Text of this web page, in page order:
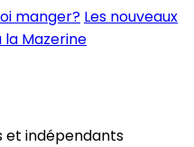
manger? Les nouveaux
la Mazerine
et indépendants